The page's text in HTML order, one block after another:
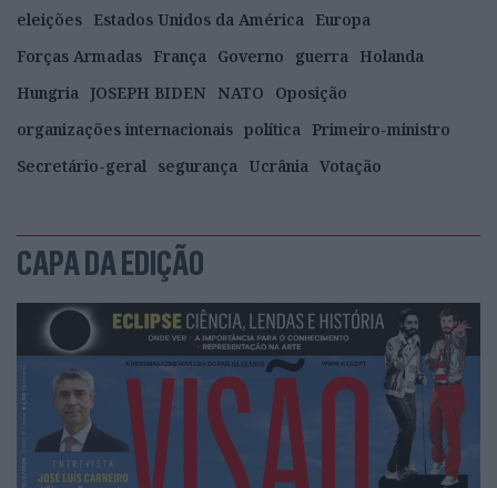
eleições Estados Unidos da América Europa
Forças Armadas França Governo guerra Holanda
Hungria JOSEPH BIDEN NATO
Oposição
organizações internacionais política Primeiro-ministro
Secretário-geral segurança Ucrânia Votação
CAPA DA EDIÇÃO